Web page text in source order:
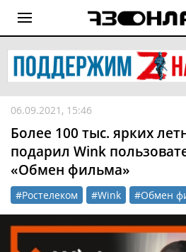
06.09.2021, 15:46
Более 100 тыс. ярких
подарил Wink
«Обмен фильма»
#Ростелеком #Wink #Обмен